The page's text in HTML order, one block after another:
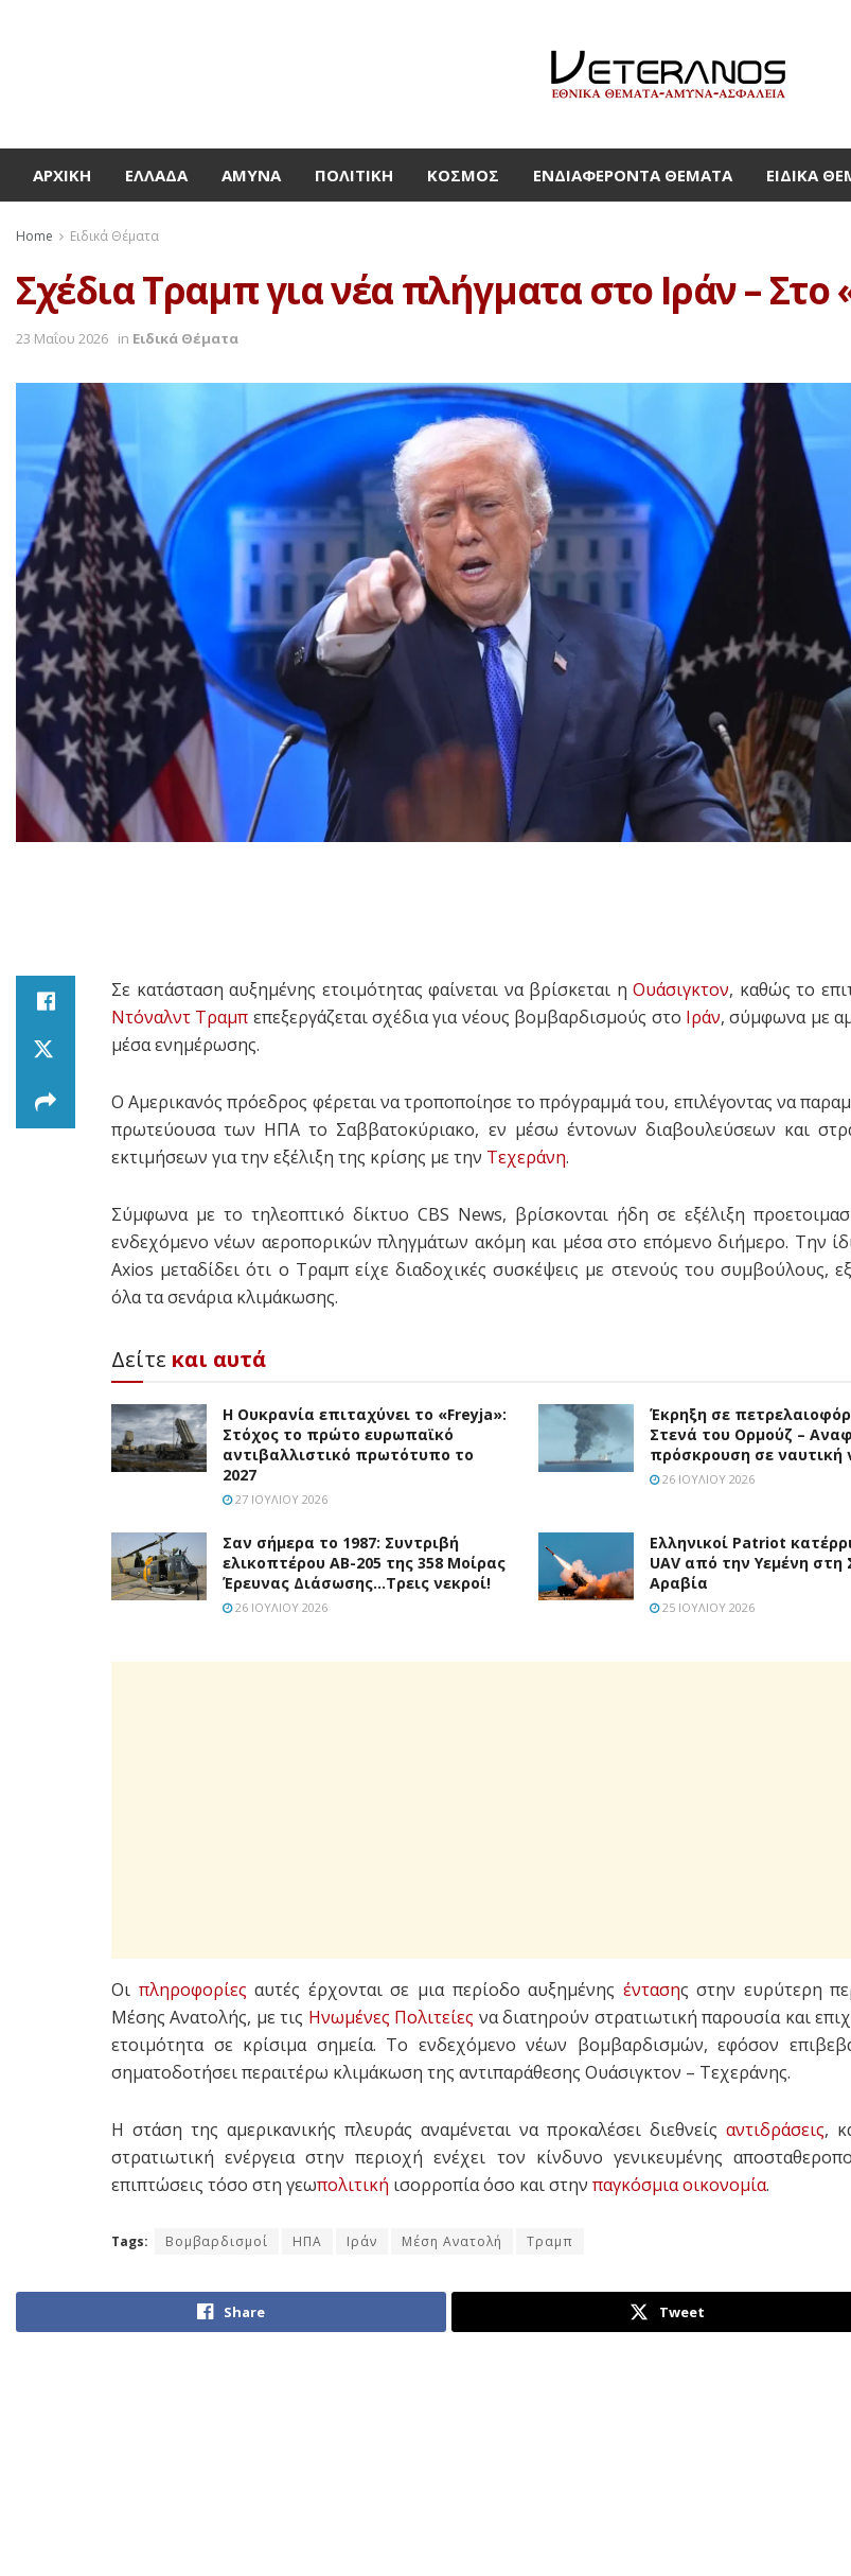
ΑΡΧΙΚΉ ΕΛΛΆΔΑ ΆΜΥΝΑ ΠΟΛΙΤΙΚΉ ΚΌΣΜΟΣ ΕΝΔΙΑΦΈΡΟΝΤΑ ΘΈΜΑΤΑ ΕΙΔΙΚΆ
Home Ειδικά Θέματα
Σχέδια Τραμπ για νέα πλήγματα στο Ιράν –
23 Μαΐου 2026 in Ειδικά Θέματα
Σε κατάσταση αυξημένης ετοιμότητας φαίνεται να βρίσκεται η Ουάσιγκτον, καθώς το
Ντόναλντ Τραμπ επεξεργάζεται σχέδια για νέους βομβαρδισμούς στο Ιράν, σύμφωνα με
μέσα ενημέρωσης.
Ο Αμερικανός πρόεδρος φέρεται να τροποποίησε το πρόγραμμά του, επιλέγοντας να
πρωτεύουσα των ΗΠΑ το Σαββατοκύριακο, εν μέσω έντονων διαβουλεύσεων και
εκτιμήσεων για την εξέλιξη της κρίσης με την Τεχεράνη.
Σύμφωνα με το τηλεοπτικό δίκτυο CBS News, βρίσκονται ήδη σε εξέλιξη
ενδεχόμενο νέων αεροπορικών πληγμάτων ακόμη και μέσα στο επόμενο διήμερο. Την
Axios μεταδίδει ότι ο Τραμπ είχε διαδοχικές συσκέψεις με στενούς του συμβούλους,
όλα τα σενάρια κλιμάκωσης.
Δείτε και αυτά
Η Ουκρανία επιταχύνει το «Freyja»:
Στόχος το πρώτο ευρωπαϊκό
αντιβαλλιστικό πρωτότυπο το
2027
27 ΙΟΥΛΊΟΥ 2026
Έκρηξη σε
Στενά του Ορμούζ –
πρόσκρουση σε ναυτική
26 ΙΟΥΛΊΟΥ 2026
Σαν σήμερα το 1987: Συντριβή
ελικοπτέρου ΑΒ-205 της 358 Μοίρας
Έρευνας Διάσωσης…Τρεις νεκροί!
26 ΙΟΥΛΊΟΥ 2026
Ελληνικοί Patriot
UAV από την Υεμένη στη
Αραβία
25 ΙΟΥΛΊΟΥ 2026
Οι πληροφορίες αυτές έρχονται σε μια περίοδο αυξημένης έντασης στην ευρύτερη
Μέσης Ανατολής, με τις Ηνωμένες Πολιτείες να διατηρούν στρατιωτική παρουσία και
ετοιμότητα σε κρίσιμα σημεία. Το ενδεχόμενο νέων βομβαρδισμών, εφόσον
σηματοδοτήσει περαιτέρω κλιμάκωση της αντιπαράθεσης Ουάσιγκτον – Τεχεράνης.
Η στάση της αμερικανικής πλευράς αναμένεται να προκαλέσει διεθνείς αντιδράσεις,
στρατιωτική ενέργεια στην περιοχή ενέχει τον κίνδυνο γενικευμένης
επιπτώσεις τόσο στη γεωπολιτική ισορροπία όσο και στην παγκόσμια οικονομία.
Tags: Βομβαρδισμοί ΗΠΑ Ιράν Μέση Ανατολή Τραμπ
Share Tweet